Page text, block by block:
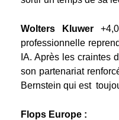
Wolters Kluwer
professionnelle
IA. Après les craintes
son partenariat
Bernstein qui est
Flops Europe :